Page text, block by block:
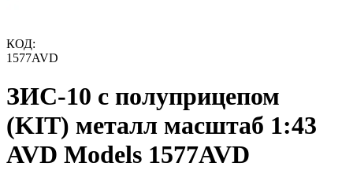
КОД:
1577AVD
ЗИС-10 с полуприцепом
(KIT) металл масштаб 1:43
AVD Models 1577AVD